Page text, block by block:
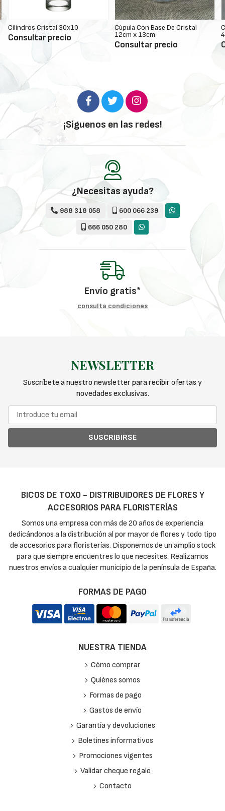
Cúpula Con Base De Cristal
12cm x 13cm
Consultar precio
Cúpula Con Base De
Consultar precio
¡Síguenos en las redes!
¿Necesitas ayuda?
988 318 058
600 066 239
666 050 280
Envío gratis*
consulta condiciones
NEWSLETTER
Suscríbete a nuestro newsletter para recibir ofertas y
novedades exclusivas.
SUSCRIBIRSE
BICOS DE TOXO - DISTRIBUIDORES DE FLORES Y
ACCESORIOS PARA FLORISTERÍAS
Somos una empresa con más de 20 años de experiencia
dedicándonos a la distribución al por mayor de flores y todo tipo
de accesorios para floristerías. Disponemos de un amplio stock
para que siempre encuentres lo que necesites. Realizamos
nuestros envíos a cualquier municipio de la península de España.
FORMAS DE PAGO
NUESTRA TIENDA
Cómo comprar
Quiénes somos
Formas de pago
Gastos de envío
Garantía y devoluciones
Boletines informativos
Promociones vigentes
Validar cheque regalo
Contacto